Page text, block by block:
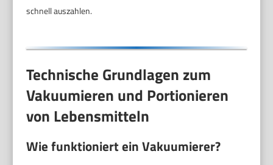
schnell auszahlen.
Technische Grundlagen zum
Vakuumieren und Portionieren
von Lebensmitteln
Wie funktioniert ein Vakuumierer?